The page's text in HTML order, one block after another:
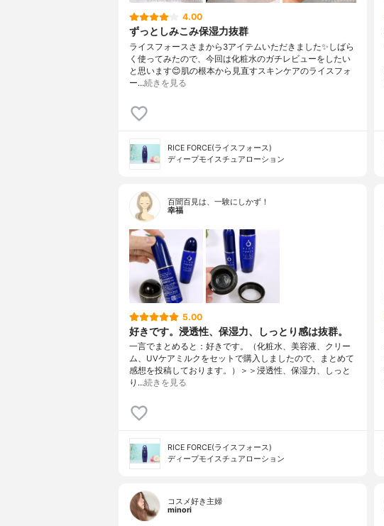
4.00
ずっとしみこみ保湿力抜群
ライスフォースさまから3アイテムいただきました✨しばら
く使ってみたので、今回は化粧水のガチレビューをしたい
と思います😊肌の根本から見直すスキンケアのライスフォ
ー…続きを見る
RICE FORCE(ライスフォース)
ディープモイスチュアローション
百聞百見は、一験にしかず！
幸福
5.00
好きです。浸透性、保湿力、しっとり感は抜群。
一言でまとめると：好きです。（化粧水、美容液、クリー
ム、UVケアミルクをセットで購入しましたので、まとめて
感想を投稿しております。）＞＞浸透性、保湿力、しっと
り…続きを見る
RICE FORCE(ライスフォース)
ディープモイスチュアローション
コスメ好き主婦
minori